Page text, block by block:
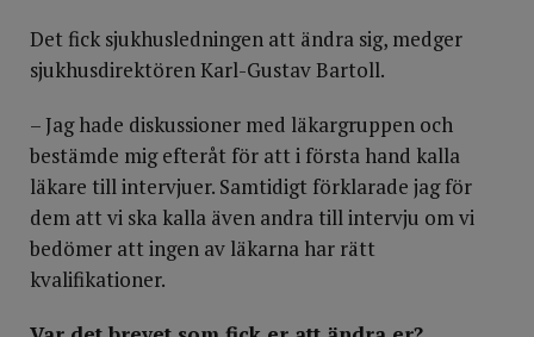
Det fick sjukhusledningen att ändra sig, medger
sjukhusdirektören Karl-Gustav Bartoll.
– Jag hade diskussioner med läkargruppen och
bestämde mig efteråt för att i första hand kalla
läkare till intervjuer. Samtidigt förklarade jag för
dem att vi ska kalla även andra till intervju om vi
bedömer att ingen av läkarna har rätt
kvalifikationer.